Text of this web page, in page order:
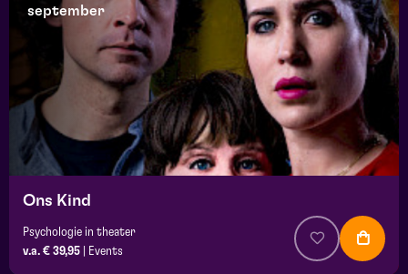
september
Ons Kind
Psychologie in theater
v.a. € 39,95
Events